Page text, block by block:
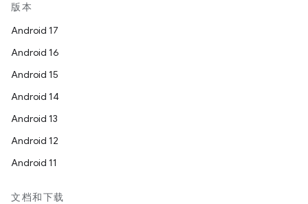
版本
Android 17
Android 16
Android 15
Android 14
Android 13
Android 12
Android 11
文档和下载